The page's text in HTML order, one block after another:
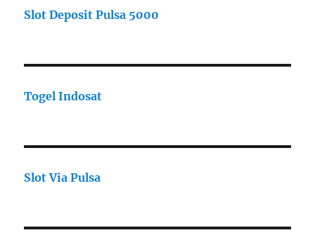
Slot Deposit Pulsa 5000
Togel Indosat
Slot Via Pulsa